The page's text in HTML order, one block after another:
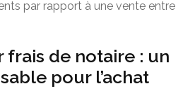
par rapport à une vente entre
frais de notaire : un
pour l’achat